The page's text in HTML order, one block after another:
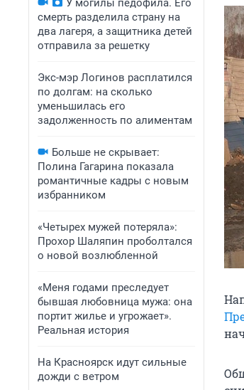
У могилы педофила. Его
смерть разделила страну на
два лагеря, а защитника детей
отправила за решетку
Экс-мэр Логинов расплатился
по долгам: на сколько
уменьшилась его
задолженность по алиментам
Больше не скрывает:
Полина Гагарина показала
романтичные кадры с новым
избранником
«Четырех мужей потеряла»:
Прохор Шаляпин проболтался
о новой возлюбленной
«Меня годами преследует
бывшая любовница мужа: она
портит жилье и угрожает».
Реальная история
На Красноярск идут сильные
дожди с ветром